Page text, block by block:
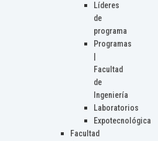
Líderes
de
programa
Programas
Facultad
de
Ingeniería
Laboratorios
Expotecnológica
Facultad